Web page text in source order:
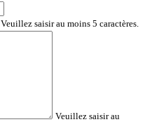
Veuillez saisir au moins 5 caractères.
Veuillez saisir au